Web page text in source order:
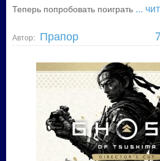
Теперь попробовать поиграть ...
Автор: Прапор